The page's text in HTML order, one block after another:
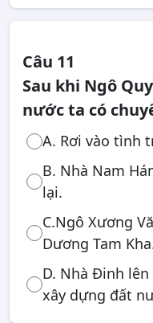
Câu 11
Sau khi Ngô
nước ta có
A. Rơi vào tình
B. Nhà Nam
lại.
C.Ngô Xương
Dương Tam
D. Nhà Đinh
xây dựng đất